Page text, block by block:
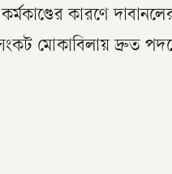
কারণে
মোকাবিলায় দ্রুত